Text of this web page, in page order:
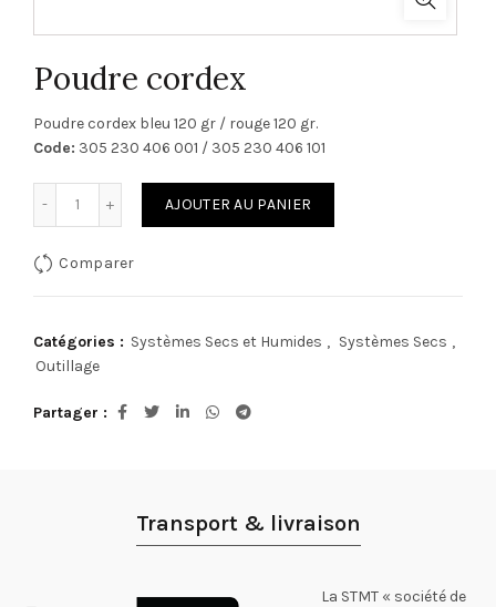
Poudre cordex
Poudre cordex bleu 120 gr / rouge 120 gr.
Code: 305 230 406 001 / 305 230 406 101
AJOUTER AU PANIER
Comparer
Catégories : Systèmes Secs et Humides , Systèmes Secs ,
Outillage
Partager
Transport & livraison
La STMT « société de